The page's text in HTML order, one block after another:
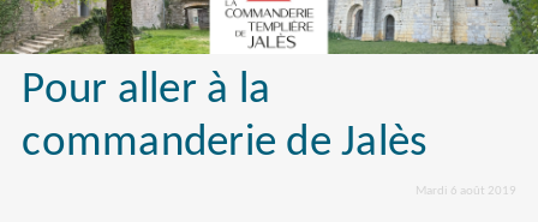
Pour aller à la
commanderie de Jalès
Mardi 6 août 2019